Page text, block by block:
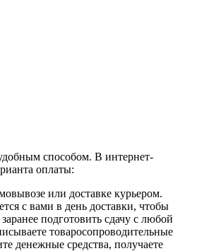
способом. В интернет-
оплаты:
или доставке курьером.
с вами в день доставки, чтобы
подготовить сдачу с любой
товаросопроводительные
денежные средства, получаете